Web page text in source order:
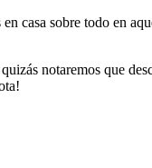
casa sobre todo en
notaremos que